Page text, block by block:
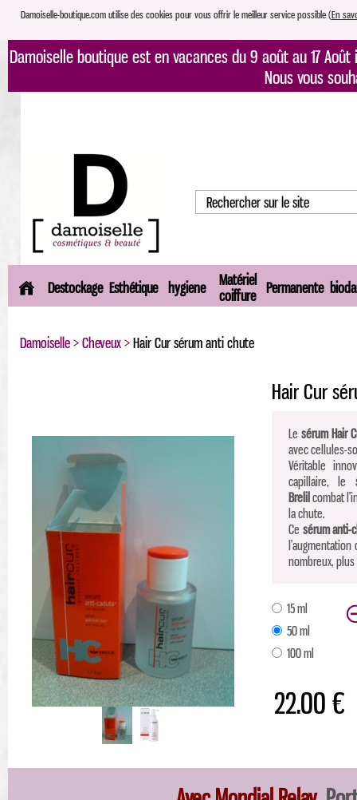
Damoiselle-boutique.com utilise des cookies pour vous offrir le meilleur service possible (En
Damoiselle boutique est en vacances du 9 août au 17
Nous vous
Destockage Esthétique hygiene
Matériel
coiffure Permanente
Damoiselle>Cheveux>Hair Cur sérum anti chute
Hair Cur
Lesérum Hair
avec cellules-
Véritable
capillaire, le
Brelil combat
la chute.
Ce sérum anti-
nombreux,
15 ml
50 ml
100 ml
22.00 €